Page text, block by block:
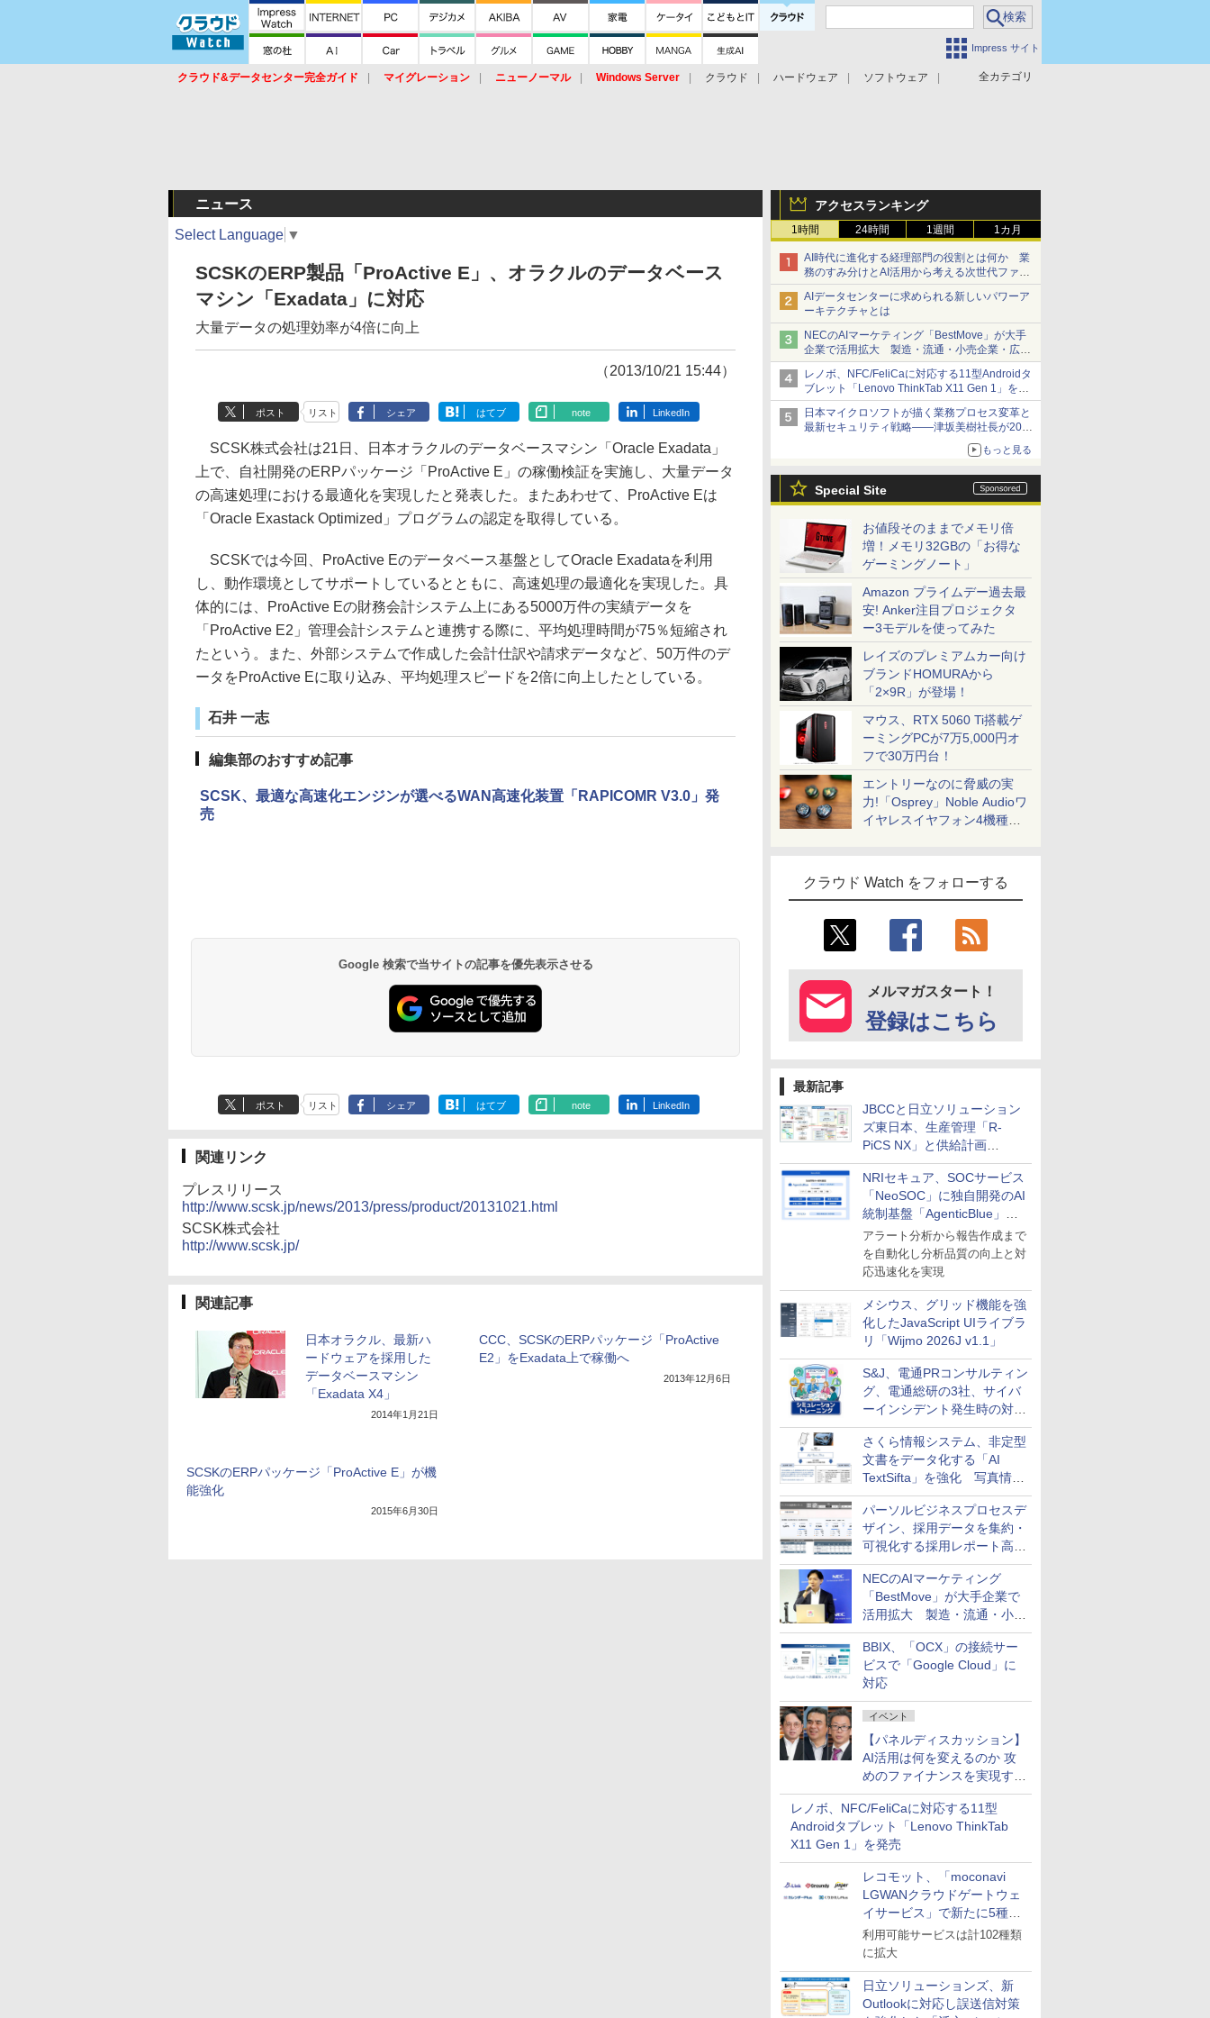
Impress サイト
全カテゴリ
クラウド&データセンター完全ガイド マイグレーション ニューノーマル Windows Server クラウド ハードウェア
ソフトウェア
アクセスランキング
1時間 24時間 1週間 1カ月
AI時代に進化する経理部門の役割とは何か 業
務のすみ分けとAI活用から考える次世代ファイ
ナンス戦略
AIデータセンターに求められる新しいパワーア
ーキテクチャとは
NECのAIマーケティング「BestMove」が大手
企業で活用拡大 製造・流通・小売企業・広告
代理店などが実装フェーズへ
レノボ、NFC/FeliCaに対応する11型Androidタ
ブレット「Lenovo ThinkTab X11 Gen 1」を発
売
日本マイクロソフトが描く業務プロセス変革と
最新セキュリティ戦略――津坂美樹社長が2027
もっと見る
Special Site
お値段そのままでメモリ倍
増！メモリ32GBの「お得な
ゲーミングノート」
Amazon プライムデー過去最
安! Anker注目プロジェクタ
ー3モデルを使ってみた
レイズのプレミアムカー向け
ブランドHOMURAから
「2×9R」が登場！
マウス、RTX 5060 Ti搭載ゲ
ーミングPCが7万5,000円オ
フで30万円台！
エントリーなのに脅威の実
力!「Osprey」Noble Audioワ
イヤレスイヤフォン4機種を
クラウド Watch をフォローする
メルマガスタート！
登録はこちら
最新記事
JBCCと日立ソリューション
ズ東日本、生産管理「R-
PiCS NX」と供給計画
「scSQUARE ISP」の連携サ
ービスを提供開始
NRIセキュア、SOCサービス
「NeoSOC」に独自開発のAI
統制基盤「AgenticBlue」を
導入
アラート分析から報告作成まで
を自動化し分析品質の向上と対
応迅速化を実現
メシウス、グリッド機能を強
化したJavaScript UIライブラ
リ「Wijmo 2026J v1.1」
S&J、電通PRコンサルティン
グ、電通総研の3社、サイバ
ーインシデント発生時の対応
と危機管理広報を一体的に訓
練するプログラムを提供
さくら情報システム、非定型
文書をデータ化する「AI
TextSifta」を強化 写真情報
のデータ化などに対応
パーソルビジネスプロセスデ
ザイン、採用データを集約・
可視化する採用レポート高速
化サービスを提供
NECのAIマーケティング
「BestMove」が大手企業で
活用拡大 製造・流通・小売
企業・広告代理店などが実装
フェーズへ
BBIX、「OCX」の接続サー
ビスで「Google Cloud」に
対応
イベント
【パネルディスカッション】
AI活用は何を変えるのか 攻
めのファイナンスを実現する
業務設計とマインドセット変
革
レノボ、NFC/FeliCaに対応する11型
Androidタブレット「Lenovo ThinkTab
X11 Gen 1」を発売
レコモット、「moconavi
LGWANクラウドゲートウェ
イサービス」で新たに5種類
のサービスと連携開始
利用可能サービスは計102種類
に拡大
日立ソリューションズ、新
Outlookに対応し誤送信対策
ニュース
Select Language ▼
SCSKのERP製品「ProActive E」、オラクルのデータベース
マシン「Exadata」に対応
大量データの処理効率が4倍に向上
（2013/10/21 15:44）
ポスト リスト シェア はてブ note LinkedIn
SCSK株式会社は21日、日本オラクルのデータベースマシン「Oracle Exadata」
上で、自社開発のERPパッケージ「ProActive E」の稼働検証を実施し、大量データ
の高速処理における最適化を実現したと発表した。またあわせて、ProActive Eは
「Oracle Exastack Optimized」プログラムの認定を取得している。
SCSKでは今回、ProActive Eのデータベース基盤としてOracle Exadataを利用
し、動作環境としてサポートしているとともに、高速処理の最適化を実現した。具
体的には、ProActive Eの財務会計システム上にある5000万件の実績データを
「ProActive E2」管理会計システムと連携する際に、平均処理時間が75％短縮され
たという。また、外部システムで作成した会計仕訳や請求データなど、50万件のデ
ータをProActive Eに取り込み、平均処理スピードを2倍に向上したとしている。
石井 一志
編集部のおすすめ記事
SCSK、最適な高速化エンジンが選べるWAN高速化装置「RAPICOMR V3.0」発
売
Google 検索で当サイトの記事を優先表示させる
ポスト リスト シェア はてブ note LinkedIn
関連リンク
プレスリリース
http://www.scsk.jp/news/2013/press/product/20131021.html
SCSK株式会社
http://www.scsk.jp/
関連記事
日本オラクル、最新ハ
ードウェアを採用した
データベースマシン
「Exadata X4」
2014年1月21日
CCC、SCSKのERPパッケージ「ProActive
E2」をExadata上で稼働へ
2013年12月6日
SCSKのERPパッケージ「ProActive E」が機
能強化
2015年6月30日